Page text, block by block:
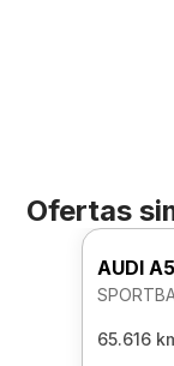
Ofertas
AUDI A5
65.616